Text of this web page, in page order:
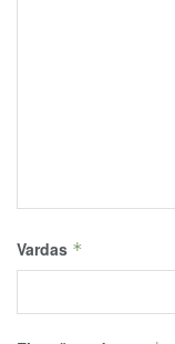
Vardas *